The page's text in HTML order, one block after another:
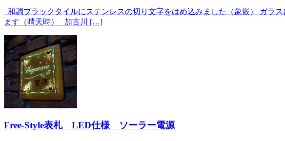
和調ブラックタイルにステンレスの切り文字をはめ込みました（象嵌） ガラ
ます（晴天時） 加古川 […]
Free-Style表札 LED仕様 ソーラー電源